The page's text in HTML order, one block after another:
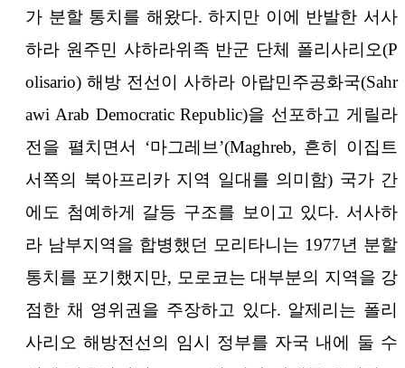
가 분할 통치를 해왔다. 하지만 이에 반발한 서사
하라 원주민 샤하라위족 반군 단체 폴리사리오(P
olisario) 해방 전선이 사하라 아랍민주공화국(Sahr
awi Arab Democratic Republic)을 선포하고 게릴라
전을 펼치면서 ‘마그레브’(Maghreb, 흔히 이집트
서쪽의 북아프리카 지역 일대를 의미함) 국가 간
에도 첨예하게 갈등 구조를 보이고 있다. 서사하
라 남부지역을 합병했던 모리타니는 1977년 분할
통치를 포기했지만, 모로코는 대부분의 지역을 강
점한 채 영위권을 주장하고 있다. 알제리는 폴리
사리오 해방전선의 임시 정부를 자국 내에 둘 수